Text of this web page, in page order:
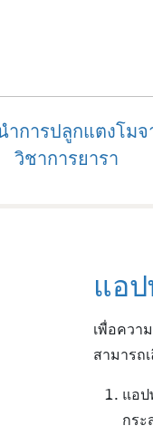
ำการปลูกแตงโมจ
วิชาการยารา
แอ
เพื่อควา
สามารถ
แอป
กระ